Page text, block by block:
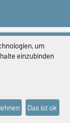
um
einzubinden
Das ist ok